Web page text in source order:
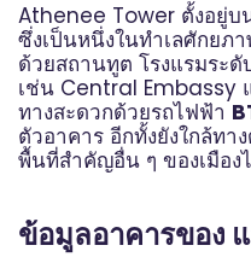
Athenee Tower ตั้งอยู่บ
ซึ่งเป็นหนึ่งในทำเลศักยภ
ด้วยสถานทูต โรงแรมระ
เช่น Central Embassy
ทางสะดวกด้วยรถไฟฟ้า
ตัวอาคาร อีกทั้งยังใกล้ท
พื้นที่สำคัญอื่น ๆ ของเมือง
ข้อมูลอาคารของ